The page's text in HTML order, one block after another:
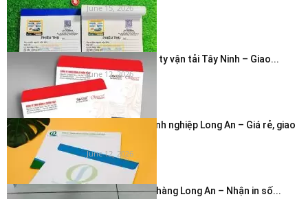
June 15, 2026
In bao thư công ty vận tải Tây Ninh – Giao...
June 12, 2026
In phong bì doanh nghiệp Long An – Giá rẻ, giao
nhanh...
June 12, 2026
In hóa đơn cửa hàng Long An – Nhận in số...